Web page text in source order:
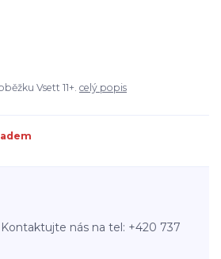
Vsett 11+. celý popis
nás na tel: +420 737